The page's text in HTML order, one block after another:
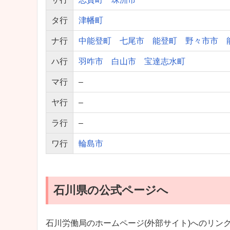
タ行 津幡町
ナ行 中能登町 七尾市 能登町 野々市市
ハ行 羽咋市 白山市 宝達志水町
マ行 –
ヤ行 –
ラ行 –
ワ行 輪島市
石川県の公式ページへ
石川労働局のホームページ(外部サイト)へのリンク